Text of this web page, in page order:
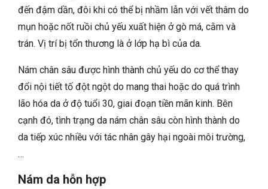
đến đậm dần, đôi khi có thể bị nhầm lẫn với vết thâm do
mụn hoặc nốt ruồi chủ yếu xuất hiện ở gò má, cằm và
trán. Vị trí bị tổn thương là ở lớp hạ bì của da.
Nám chân sâu được hình thành chủ yếu do cơ thể thay
đổi nội tiết tố đột ngột do mang thai hoặc do quá trình
lão hóa da ở độ tuổi 30, giai đoạn tiền mãn kinh. Bên
cạnh đó, tình trạng da nám chân sâu còn hình thành do
da tiếp xúc nhiều với tác nhân gây hại ngoài môi trường,
…
Nám da hỗn hợp